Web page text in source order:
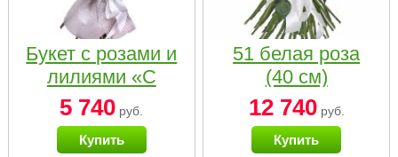
Букет с розами и
лилиями «С
наилучшими
пожеланиями»
5 740 руб.
Купить
51 белая роза
(40 см)
12 740руб.
Купить